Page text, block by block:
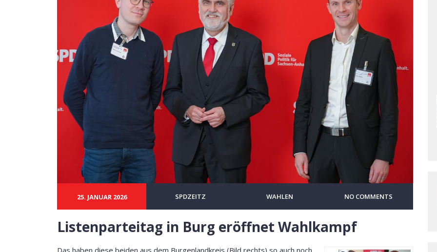
25. JANUAR 2026 SPDZEITZ WAHLEN NO COMMENTS
Listenparteitag in Burg eröffnet Wahlkampf
Das haben diese beiden aus dem Burgenlandkreis (Bild rechts) so auch noch